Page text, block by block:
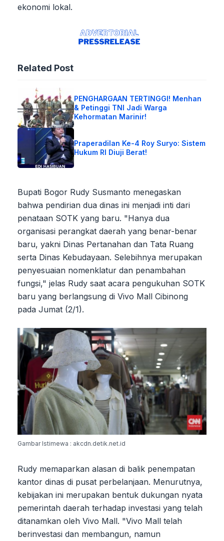
ekonomi lokal.
Related Post
PENGHARGAAN TERTINGGI! Menhan
& Petinggi TNI Jadi Warga
Kehormatan Marinir!
Praperadilan Ke-4 Roy Suryo: Sistem
Hukum RI Diuji Berat!
Bupati Bogor Rudy Susmanto menegaskan
bahwa pendirian dua dinas ini menjadi inti dari
penataan SOTK yang baru. "Hanya dua
organisasi perangkat daerah yang benar-benar
baru, yakni Dinas Pertanahan dan Tata Ruang
serta Dinas Kebudayaan. Selebihnya merupakan
penyesuaian nomenklatur dan penambahan
fungsi," jelas Rudy saat acara pengukuhan SOTK
baru yang berlangsung di Vivo Mall Cibinong
pada Jumat (2/1).
Gambar Istimewa : akcdn.detik.net.id
Rudy memaparkan alasan di balik penempatan
kantor dinas di pusat perbelanjaan. Menurutnya,
kebijakan ini merupakan bentuk dukungan nyata
pemerintah daerah terhadap investasi yang telah
ditanamkan oleh Vivo Mall. "Vivo Mall telah
berinvestasi dan membangun, namun